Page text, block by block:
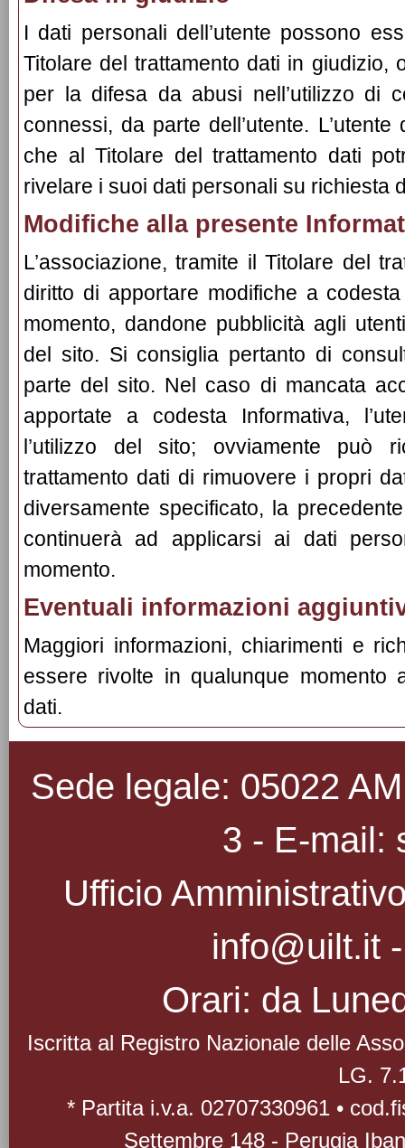
I dati personali dell’utente possono
Titolare del trattamento dati in giudizio,
per la difesa da abusi nell’utilizzo di
connessi, da parte dell’utente.
che al Titolare del trattamento dati
rivelare i suoi dati personali su richiesta
Modifiche alla presente
L’associazione, tramite il Titolare del
diritto di apportare modifiche a
momento, dandone pubblicità agli
del sito. Si consiglia pertanto di
parte del sito. Nel caso di mancata
apportate a codesta Informativa,
l’utilizzo del sito; ovviamente può
trattamento dati di rimuovere i propri
diversamente specificato, la
continuerà ad applicarsi ai dati
momento.
Eventuali informazioni
Maggiori informazioni, chiarimenti e
essere rivolte in qualunque momento
dati.
Sede legale: 05022
3 - E-mail:
Ufficio
info@uilt.it
Orari: da
Iscritta al Registro Nazionale delle
LG.
* Partita i.v.a. 02707330961 •
Settembre 148 - Perugia